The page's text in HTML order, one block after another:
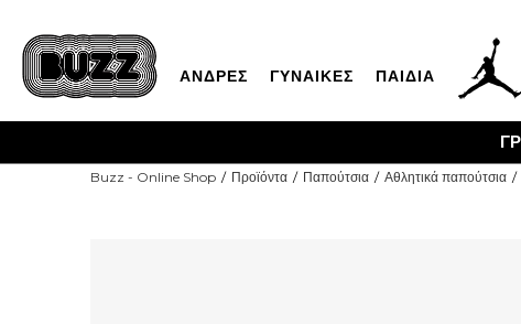
ΑΝΔΡΕΣ ΓΥΝΑΙΚΕΣ ΠΑΙΔΙΑ
Buzz - Online Shop Προϊόντα Παπούτσια Αθλητικά παπούτσια